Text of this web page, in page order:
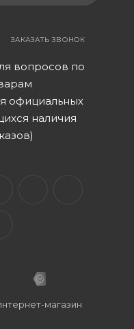
ЗАКАЗАТЬ ЗВОНОК
вопросов по
официальных
наличия
магазин